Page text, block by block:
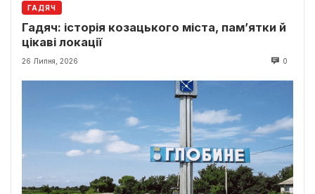
ГАДЯЧ
Гадяч: історія козацького міста, пам’ятки й
цікаві локації
26 Липня, 2026 0